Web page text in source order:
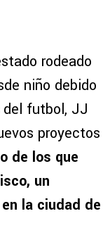
rodeado
niño debido
del futbol, JJ
proyectos
de los que
un
la ciudad de